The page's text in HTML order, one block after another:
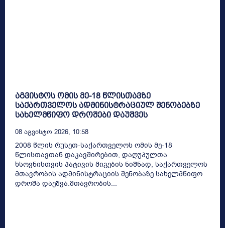
აგვისტოს ომის მე-18 წლისთავზე
საქართველოს ადმინისტრაციულ შენობებზე
სახელმწიფო დროშები დაუშვეს
08 Აგვისტო 2026, 10:58
2008 წლის რუსეთ-საქართველოს ომის მე-18
წლისთავთან დაკავშირებით, დაღუპულთა
ხსოვნისთვის პატივის მიგების ნიშნად, საქართველოს
მთავრობის ადმინისტრაციის შენობაზე სახელმწიფო
დროშა დაეშვა.მთავრობის...